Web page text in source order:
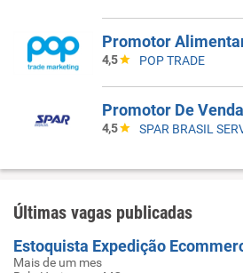
4,5 POP TRADE
4,5 SPAR BRASIL
Últimas vagas publicadas
Estoquista Expedição
Mais de um mes